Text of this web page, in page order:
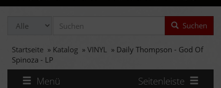
Suchen
Startseite » Katalog » VINYL » Daily Thompson - God Of
Spinoza - LP
Menü Seitenleiste